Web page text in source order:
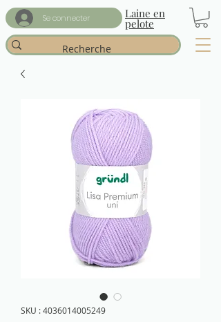
Se connecter Laine en
pelote
SKU : 4036014005249